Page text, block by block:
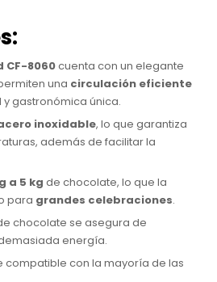
CF-8060cuenta con un elegante
una circulación eficiente
gastronómica única.
inoxidable, lo que garantiza
además de facilitar la
a 5 kg de chocolate, lo que la
para grandes celebraciones.
chocolate se asegura de
energía.
compatible con la mayoría de las